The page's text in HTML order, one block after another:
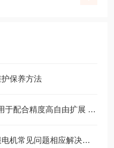
保养方法
STOBER 驱动系统可以适用于配合精度高自由扩展 – 方案。 ‍
博世力士乐REXROTH伺服电机常见问题相应解决方法分享